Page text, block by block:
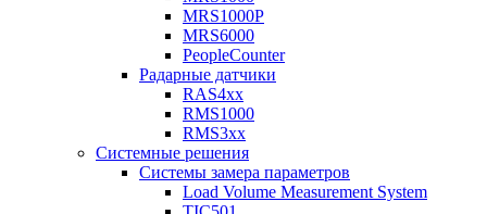
MRS1000P
MRS6000
PeopleCounter
Радарные датчики
RAS4xx
RMS1000
RMS3xx
Системные решения
Системы замера параметров
Load Volume Measurement System